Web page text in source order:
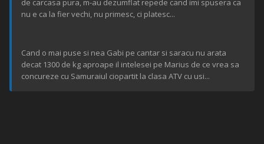
de carcasa pura, m-au dezumflat repede cand imi spusera ca
nu e ca la fier vechi, nu primesc, ci platesc...
Cand o mai puse si nea Gabi pe cantar si saracu nu arata
decat 1300 de kg aproape il intelesei pe Marius de ce vrea sa
concureze cu Samuraiul ciopartit la clasa ATV cu usi...